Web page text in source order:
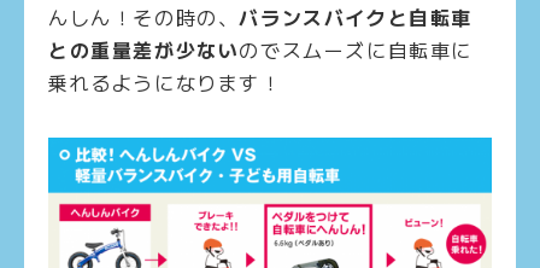
んしん！その時の、バランスバイクと自転車
との重量差が少ないのでスムーズに自転車に
乗れるようになります！